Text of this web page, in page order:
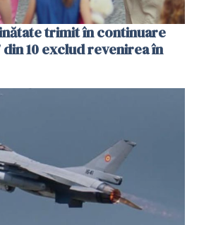
trimit în continuare
din 10 exclud revenirea în